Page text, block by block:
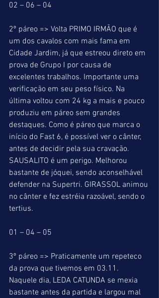
02 – 06 – 04
2º páreo => Volta PRIMO IRMÃO que é
um dos cavalos com mais fama em
Cidade Jardim, já que estreou direto em
prova de Grupo I por causa de
excelentes trabalhos. Importante uma
verificação em seu peso físico. Na
última voltou com 24 kg a mais e pouco
produziu em páreo sem grandes
destaques. Como é páreo que marca o
início do Fast 6, é possível ver o cânter,
antes de decidir pela sua cravação.
SAUSALITO é um perigo. Melhorou
bastante de jóquei, sendo aconselhável
defender na Supertri. GIRASSOL animou
no cânter e fez estréia razoável, sendo o
tertius.
01 – 04 – 05
3º páreo => Praticamente um repeteco
da prova que tivemos em 03.11.
Naquele dia, LEDA CATUNDA se mexia
bastante antes da partida e largou mal